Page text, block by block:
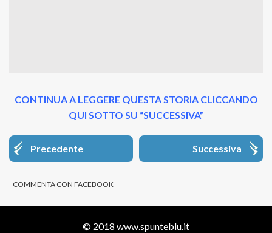
CONTINUA A LEGGERE QUESTA STORIA CLICCANDO
QUI SOTTO SU “SUCCESSIVA”
Precedente Successiva
COMMENTA CON FACEBOOK
© 2018 www.spunteblu.it